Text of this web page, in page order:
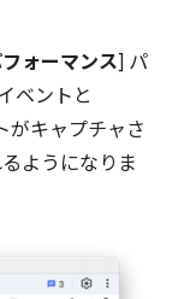
ォーマンス] パ
ベントと
がキャプチャさ
ようになりま